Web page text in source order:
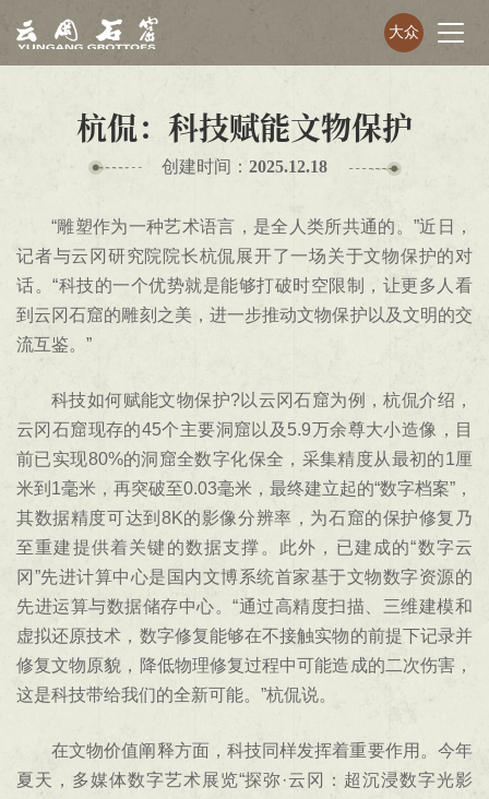
大众
杭侃：科技赋能文物保护
创建时间： 2025.12.18
“雕塑作为一种艺术语言，是全人类所共通的。”近日，
记者与云冈研究院院长杭侃展开了一场关于文物保护的对
话。“科技的一个优势就是能够打破时空限制，让更多人看
到云冈石窟的雕刻之美，进一步推动文物保护以及文明的交
流互鉴。”
科技如何赋能文物保护?以云冈石窟为例，杭侃介绍，
云冈石窟现存的45个主要洞窟以及5.9万余尊大小造像，目
前已实现80%的洞窟全数字化保全，采集精度从最初的1厘
米到1毫米，再突破至0.03毫米，最终建立起的“数字档案”，
其数据精度可达到8K的影像分辨率，为石窟的保护修复乃
至重建提供着关键的数据支撑。此外，已建成的“数字云
冈”先进计算中心是国内文博系统首家基于文物数字资源的
先进运算与数据储存中心。“通过高精度扫描、三维建模和
虚拟还原技术，数字修复能够在不接触实物的前提下记录并
修复文物原貌，降低物理修复过程中可能造成的二次伤害，
这是科技带给我们的全新可能。”杭侃说。
在文物价值阐释方面，科技同样发挥着重要作用。今年
夏天，多媒体数字艺术展览“探弥·云冈：超沉浸数字光影